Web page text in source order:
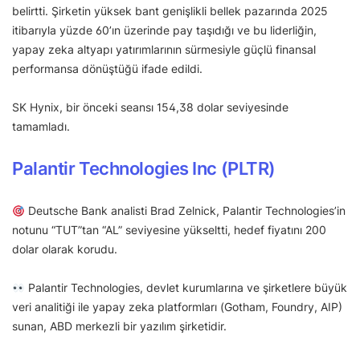
belirtti. Şirketin yüksek bant genişlikli bellek pazarında 2025
itibarıyla yüzde 60’ın üzerinde pay taşıdığı ve bu liderliğin,
yapay zeka altyapı yatırımlarının sürmesiyle güçlü finansal
performansa dönüştüğü ifade edildi.
SK Hynix, bir önceki seansı 154,38 dolar seviyesinde
tamamladı.
Palantir Technologies Inc (PLTR)
Deutsche Bank analisti Brad Zelnick, Palantir Technologies’in
notunu “TUT”tan “AL” seviyesine yükseltti, hedef fiyatını 200
dolar olarak korudu.
Palantir Technologies, devlet kurumlarına ve şirketlere büyük
veri analitiği ile yapay zeka platformları (Gotham, Foundry, AIP)
sunan, ABD merkezli bir yazılım şirketidir.